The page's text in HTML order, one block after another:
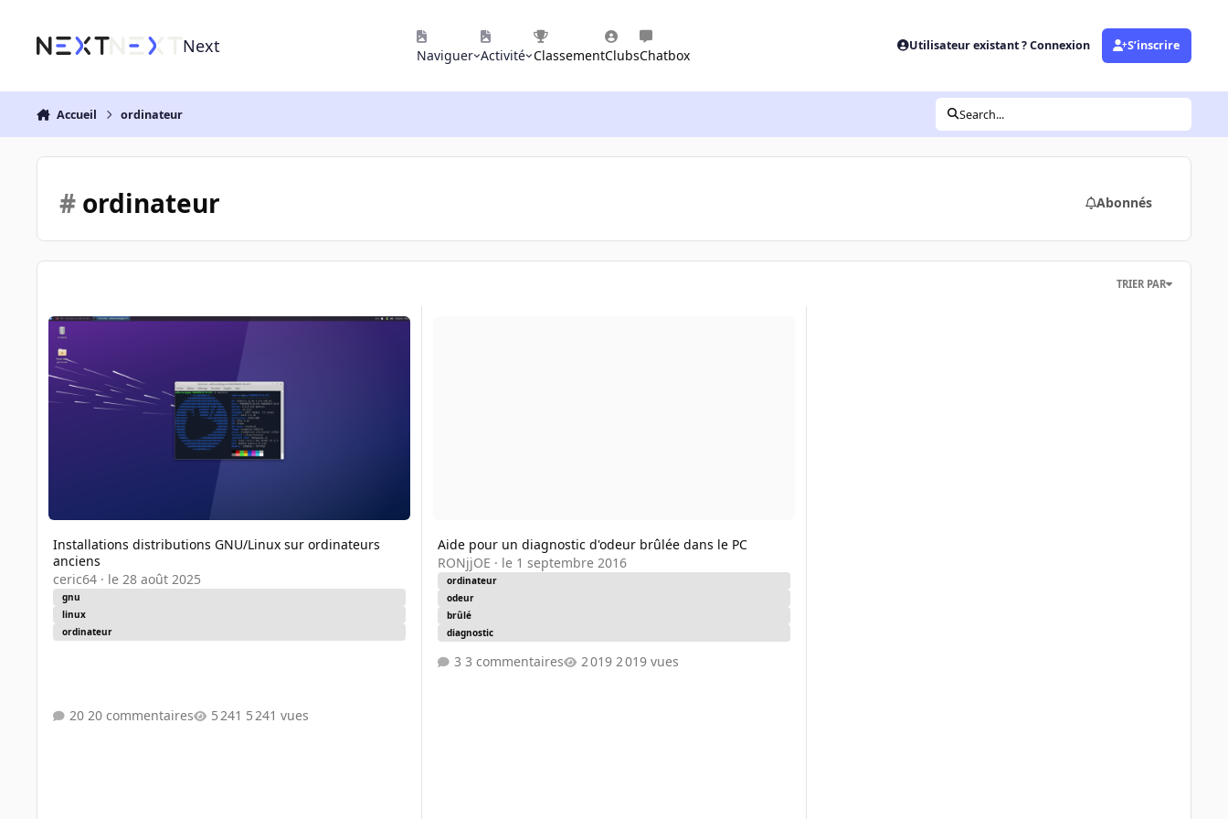
Next Naviguer Activité ClassementClubsChatbox
Utilisateur existant ? Connexion S’inscrire
Accueil ordinateur Search...
#ordinateur Abonnés
TRIER PAR
Installations distributions GNU/Linux sur ordinateurs anciens
Installations distributions GNU/Linux sur ordinateurs
anciens
ceric64· le 28 août 2025
gnu
linux
ordinateur
20 commentaires 5 241 vues
Aide pour un diagnostic d'odeur brûlée dans le PC
RONjjOE · le 1 septembre 2016
ordinateur
odeur
brûlé
diagnostic
3 commentaires 2 019 vues